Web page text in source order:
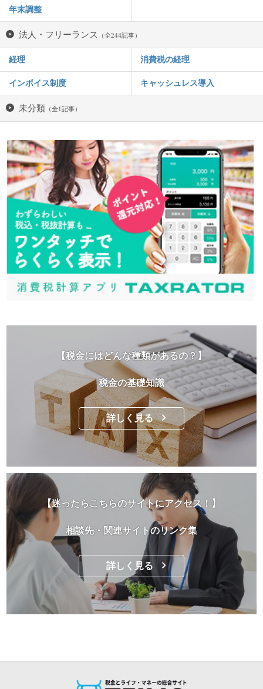
年末調整
法人・フリーランス （全244記事）
経理 消費税の経理
インボイス制度 キャッシュレス導入
未分類 （全1記事）
【税金にはどんな種類があるの？】
税金の基礎知識
詳しく見る
【迷ったらこちらのサイトにアクセス！】
相談先・関連サイトのリンク集
詳しく見る